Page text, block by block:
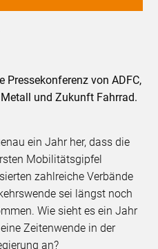
Pressekonferenz von ADFC,
und Zukunft Fahrrad.
ein Jahr her, dass die
Mobilitätsgipfel
zahlreiche Verbände
sei längst noch
Wie sieht es ein Jahr
Zeitenwende in der
an?